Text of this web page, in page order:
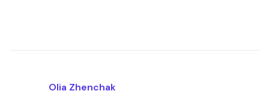
Olia Zhenchak